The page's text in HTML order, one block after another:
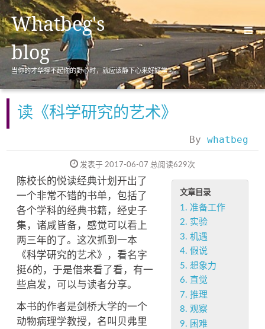
Whatbeg's
blog
当你的才华撑不起你的野心时，就应该静下心来好好学习。
首页(Home)
归档(Archives)
分类(Categories)
关于(About)
读《科学研究的艺术》
By whatbeg
发表于 2017-06-07 总阅读629次
文章目录
1. 准备工作
2. 实验
3. 机遇
4. 假说
5. 想象力
6. 直觉
7. 推理
8. 观察
9. 困难
陈校长的悦读经典计划开出了
一个非常不错的书单，包括了
各个学科的经典书籍，经史子
集，诸咸皆备，感觉可以看上
两三年的了。这次抓到一本
《科学研究的艺术》，看名字
挺6的，于是借来看了看，有一
些启发，可以与读者分享。
本书的作者是剑桥大学的一个
动物病理学教授，名叫贝弗里